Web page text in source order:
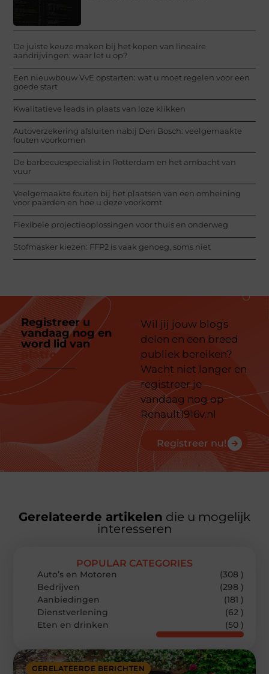
De juiste keuze maken bij het kopen van lineaire
aandrijvingen: waar let u op?
Een nieuwbouw VvE opstarten: wat u moet regelen voor een
goede start
Kwalitatieve leads in plaats van loze klikken
Autoverzekering afsluiten nabij Den Bosch: veelgemaakte
fouten voorkomen
De barbecuespecialist in Rotterdam en het ambacht van
vuur
Veelgemaakte fouten bij het plaatsen van een omheining
voor paarden en hoe u deze voorkomt
Flexibele projectieoplossingen voor thuis en onderweg
Stofmasker kiezen: FFP2 is vaak genoeg, soms niet
Registreer u
vandaag nog en
word lid van
platform
Wil jij jouw blogs
delen en een breed
publiek bereiken?
Wacht niet langer en
registreer je
vandaag nog op
Renault1916v.nl
Registreer nu!
Gerelateerde artikelen die u mogelijk
interesseren
GERELATEERDE BERICHTEN
POPULAR CATEGORIES
Auto’s en Motoren
(308 )
Bedrijven
(298 )
Aanbiedingen
(181 )
Dienstverlening
(62 )
Eten en drinken
(50 )